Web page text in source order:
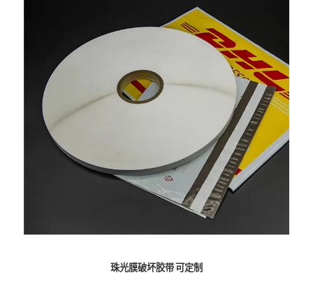
珠光膜破坏胶带 可定制